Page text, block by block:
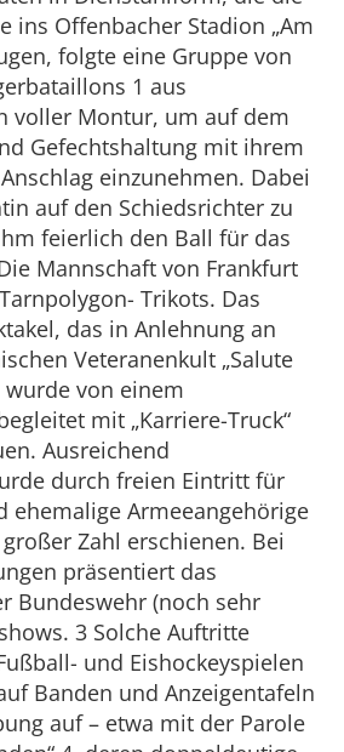
ins Offenbacher Stadion „Am
folgte eine Gruppe von
1 aus
voller Montur, um auf dem
Gefechtshaltung mit ihrem
einzunehmen. Dabei
auf den Schiedsrichter zu
feierlich den Ball für das
Mannschaft von Frankfurt
Trikots. Das
das in Anlehnung an
Veteranenkult „Salute
wurde von einem
mit „Karriere-Truck“
Ausreichend
durch freien Eintritt für
ehemalige Armeeangehörige
Zahl erschienen. Bei
präsentiert das
Bundeswehr (noch sehr
3 Solche Auftritte
und Eishockeyspielen
Banden und Anzeigentafeln
auf – etwa mit der Parole